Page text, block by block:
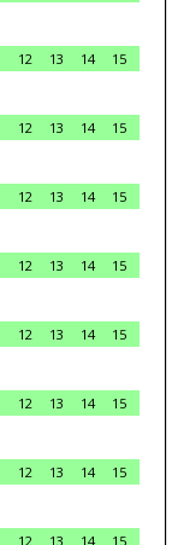
12 13 14
15
12 13 14
15
12 13 14
15
12 13 14
15
12 13 14
15
12 13 14
15
12 13 14
15
12 13 14
15